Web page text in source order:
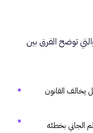
توضح الفرق بين
يخالف القانون
الجاني بخطئه